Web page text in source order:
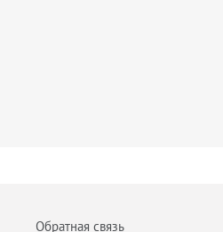
Обратная связь